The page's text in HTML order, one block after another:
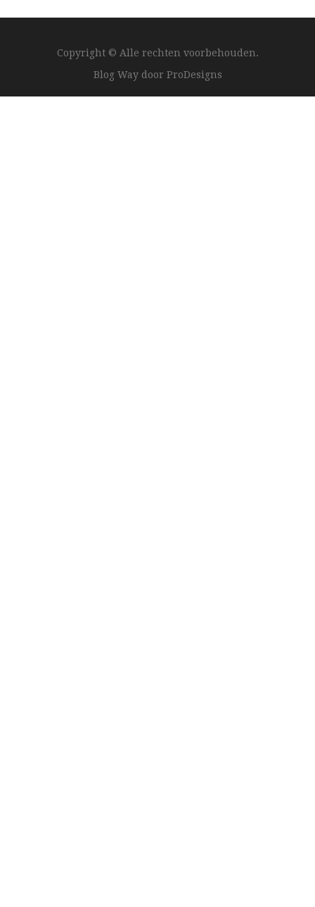
Copyright © Alle rechten voorbehouden.
Blog Way door ProDesigns